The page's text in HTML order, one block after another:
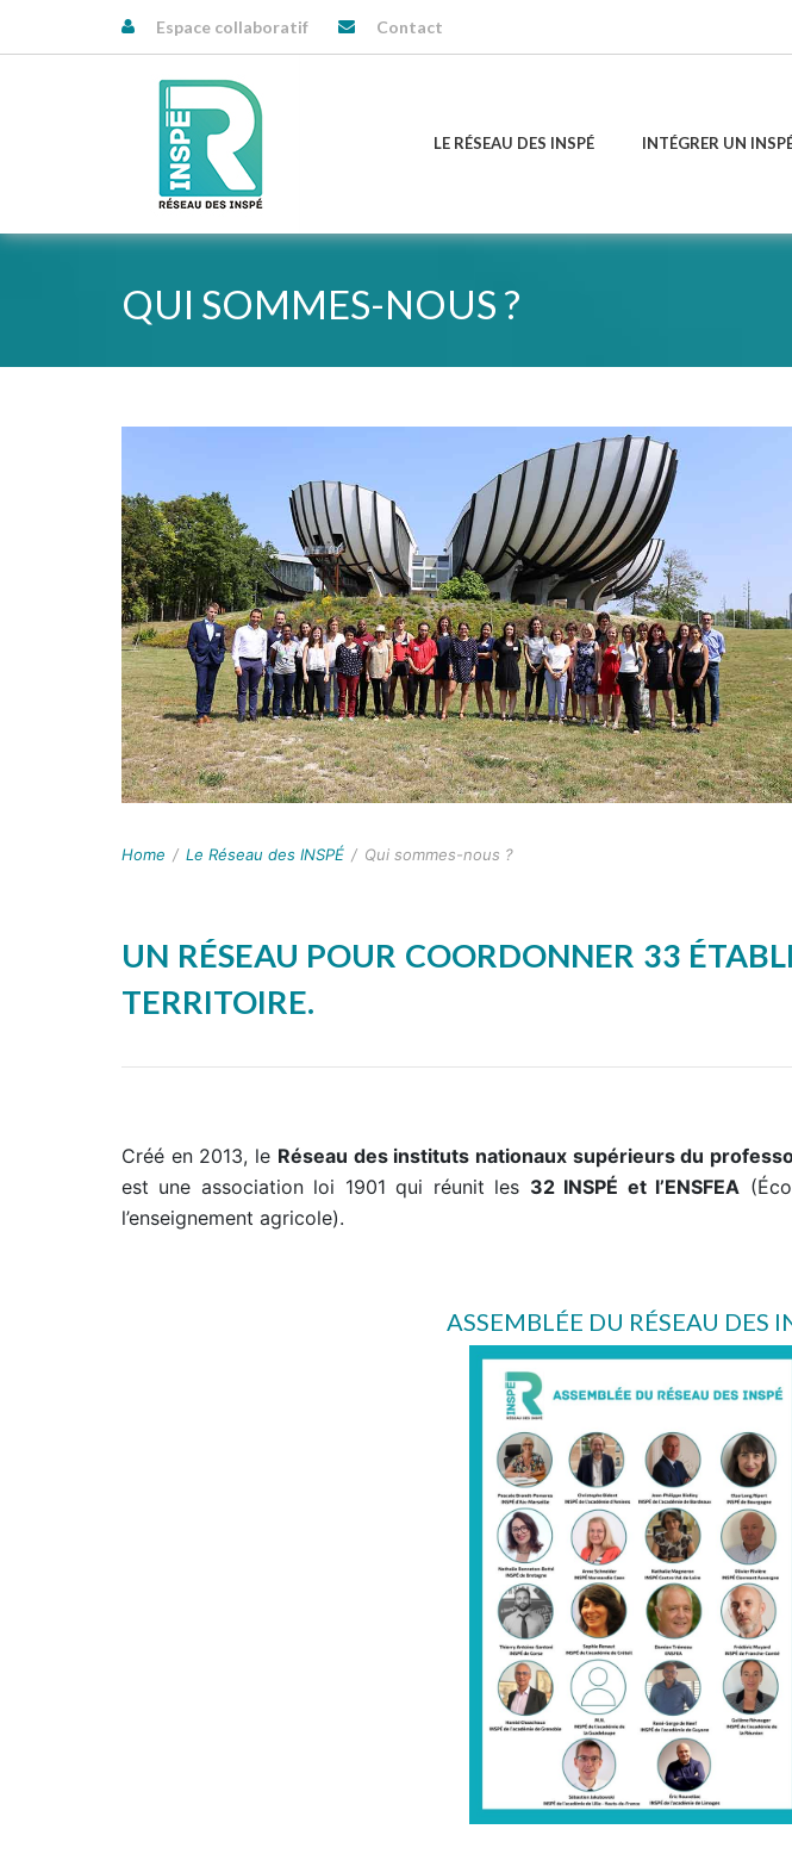
Espace collaboratif Contact
LE RÉSEAU DES INSPÉ INTÉGRER UN
QUI SOMMES-NOUS ?
Home / Le Réseau des INSPÉ / Qui sommes-nous ?
UN RÉSEAU POUR COORDONNER 33
TERRITOIRE.
Créé en 2013, le Réseau des instituts nationaux supérieurs du
est une association loi 1901 qui réunit les 32 INSPÉ et l’ENSFEA
l’enseignement agricole).
ASSEMBLÉE DU RÉSEAU DES